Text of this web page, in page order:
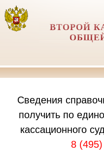
ВТОРОЙ
Сведения
получить по
кассационного
8